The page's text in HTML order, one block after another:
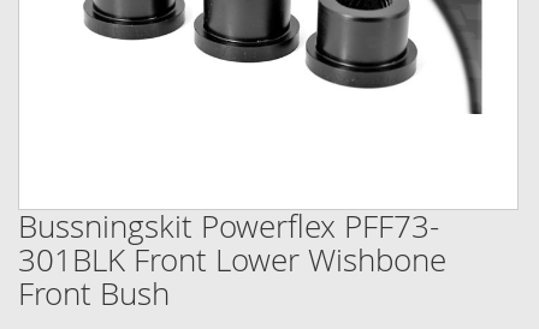
Bussningskit Powerflex PFF73-
301BLK Front Lower Wishbone
Front Bush
Hoppa
till
början
av